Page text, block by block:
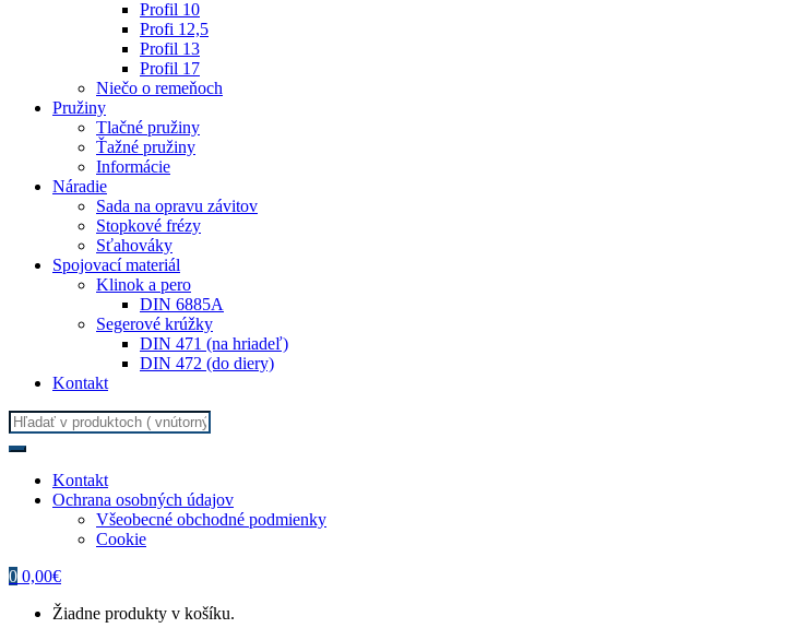
Profil 10
Profi 12,5
Profil 13
Profil 17
Niečo o remeňoch
Pružiny
Tlačné pružiny
Ťažné pružiny
Informácie
Náradie
Sada na opravu závitov
Stopkové frézy
Sťahováky
Spojovací materiál
Klinok a pero
DIN 6885A
Segerové krúžky
DIN 471 (na hriadeľ)
DIN 472 (do diery)
Kontakt
Search
for:
Kontakt
Ochrana osobných údajov
Všeobecné obchodné podmienky
Cookie
0 0,00€
Žiadne produkty v košíku.